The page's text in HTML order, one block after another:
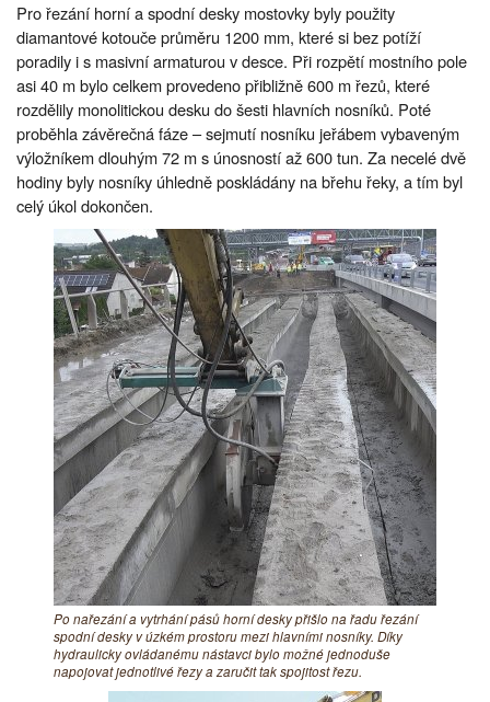
Pro řezání horní a spodní desky mostovky byly použity
diamantové kotouče průměru 1200 mm, které si bez potíží
poradily i s masivní armaturou v desce. Při rozpětí mostního pole
asi 40 m bylo celkem provedeno přibližně 600 m řezů, které
rozdělily monolitickou desku do šesti hlavních nosníků. Poté
proběhla závěrečná fáze – sejmutí nosníku jeřábem vybaveným
výložníkem dlouhým 72 m s únosností až 600 tun. Za necelé dvě
hodiny byly nosníky úhledně poskládány na břehu řeky, a tím byl
celý úkol dokončen.
Po nařezání a vytrhání pásů horní desky přišlo na řadu řezání
spodní desky v úzkém prostoru mezi hlavními nosníky. Díky
hydraulicky ovládanému nástavci bylo možné jednoduše
napojovat jednotlivé řezy a zaručit tak spojitost řezu.